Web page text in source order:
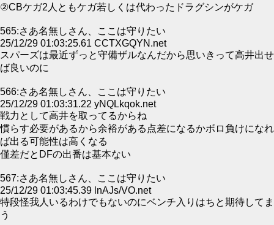
②CBケガ2人ともケガ若しくは代わったドラグシンがケガ
565:さあ名無しさん、ここは守りたい
25/12/29 01:03:25.61 CCTXGQYN.net
スパーズは最近ずっと守備ザルなんだから思いきって高井出せ
ば良いのに
566:さあ名無しさん、ここは守りたい
25/12/29 01:03:31.22 yNQLkqok.net
戦力として高井を取ってるからね
慣らす必要があるから余裕がある点差になるかボロ負けになれ
ば出る可能性は高くなる
僅差だとDFの出番は基本ない
567:さあ名無しさん、ここは守りたい
25/12/29 01:03:45.39 lnAJs/VO.net
特段怪我人いるわけでもないのにベンチ入りはちと期待してま
う